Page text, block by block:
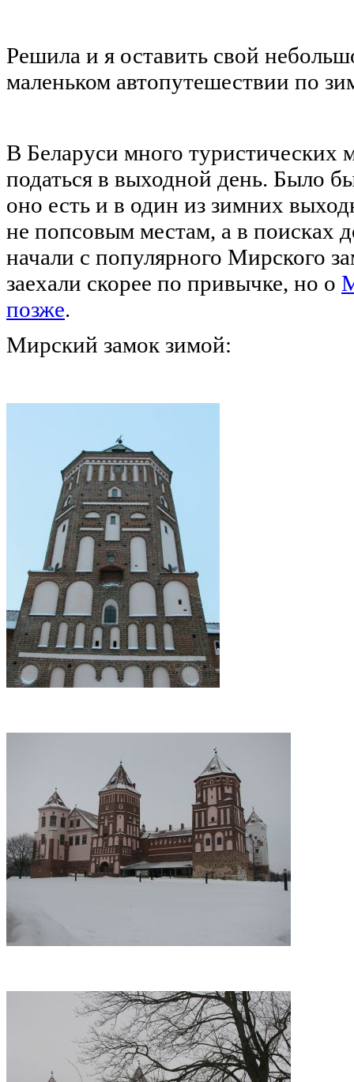
Решила и я оставить свой
маленьком автопутешествии по
В Беларуси много туристических
податься в выходной день. Было
оно есть и в один из зимних
не попсовым местам, а в поисках
начали с популярного Мирского
заехали скорее по привычке, но о
позже.
Мирский замок зимой: